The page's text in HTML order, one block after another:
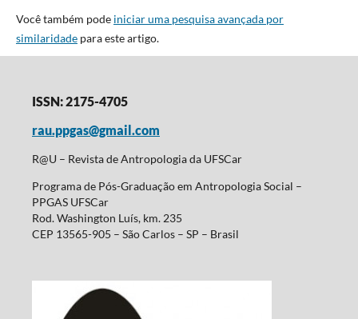
Você também pode iniciar uma pesquisa avançada por
similaridadepara este artigo.
ISSN: 2175-4705
rau.ppgas@gmail.com
R@U – Revista de Antropologia da UFSCar
Programa de Pós-Graduação em Antropologia Social –
PPGAS UFSCar
Rod. Washington Luís, km. 235
CEP 13565-905 – São Carlos – SP – Brasil